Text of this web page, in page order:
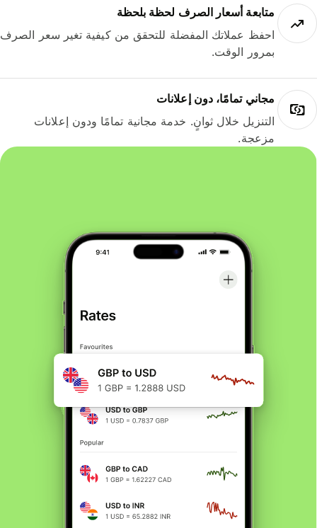
متابعة أسعار الصرف لحظة بلحظة
احفظ عملاتك المفضلة للتحقق من كيفية تغير سعر الصرف
بمرور الوقت.
مجاني تمامًا، دون إعلانات
التنزيل خلال ثوانٍ. خدمة مجانية تمامًا ودون إعلانات
مزعجة.